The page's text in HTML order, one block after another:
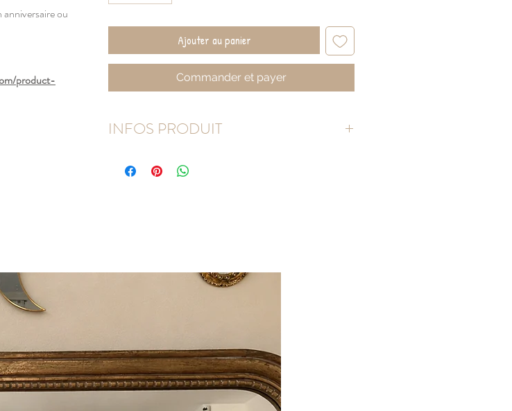
ou
product-
Ajouter au panier
Commander et payer
INFOS PRODUIT
Compostion 100% coton
Bien vérifier les informations avant de valider
(orthographe,majuscule, accent, tiret...).